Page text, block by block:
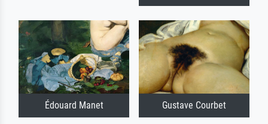
Édouard Manet Gustave Courbet